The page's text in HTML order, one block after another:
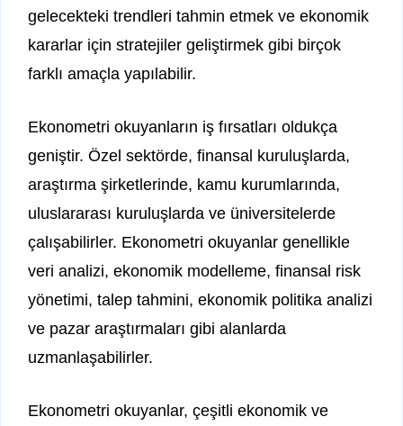
gelecekteki trendleri tahmin etmek ve ekonomik
kararlar için stratejiler geliştirmek gibi birçok
farklı amaçla yapılabilir.
Ekonometri okuyanların iş fırsatları oldukça
geniştir. Özel sektörde, finansal kuruluşlarda,
araştırma şirketlerinde, kamu kurumlarında,
uluslararası kuruluşlarda ve üniversitelerde
çalışabilirler. Ekonometri okuyanlar genellikle
veri analizi, ekonomik modelleme, finansal risk
yönetimi, talep tahmini, ekonomik politika analizi
ve pazar araştırmaları gibi alanlarda
uzmanlaşabilirler.
Ekonometri okuyanlar, çeşitli ekonomik ve